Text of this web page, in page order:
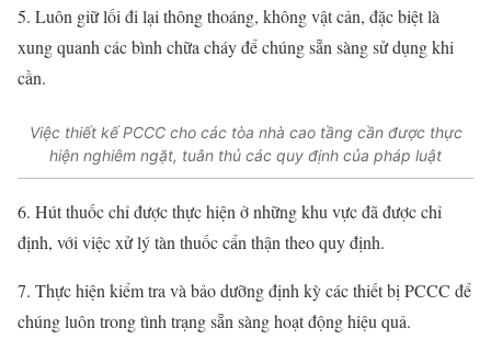
5. Luôn giữ lối đi lại thông thoáng, không vật cản, đặc biệt là
xung quanh các bình chữa cháy để chúng sẵn sàng sử dụng khi
cần.
Việc thiết kế PCCC cho các tòa nhà cao tầng cần được thực
hiện nghiêm ngặt, tuân thủ các quy định của pháp luật
6. Hút thuốc chỉ được thực hiện ở những khu vực đã được chỉ
định, với việc xử lý tàn thuốc cẩn thận theo quy định.
7. Thực hiện kiểm tra và bảo dưỡng định kỳ các thiết bị PCCC để
chúng luôn trong tình trạng sẵn sàng hoạt động hiệu quả.